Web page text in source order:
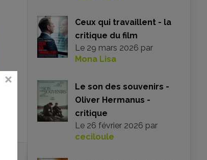
Ceux qui travaillent - la
critique du film
Le 29 mars 2026 par
Mona Lisa
Le son des souvenirs -
Oliver Hermanus -
critique
Le 26 février 2026 par
ceciloule